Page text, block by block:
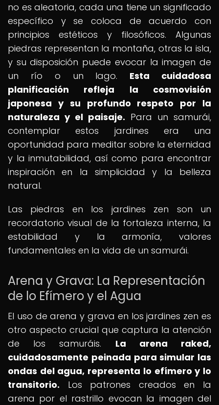
no es aleatoria, cada una tiene un significado
específico y se coloca de acuerdo con
principios estéticos y filosóficos. Algunas
piedras representan la montaña, otras la isla,
y su disposición puede evocar la imagen de
un río o un lago. Esta cuidadosa
planificación refleja la cosmovisión
japonesa y su profundo respeto por la
naturaleza y el paisaje. Para un samurái,
contemplar estos jardines era una
oportunidad para meditar sobre la eternidad
y la inmutabilidad, así como para encontrar
inspiración en la simplicidad y la belleza
natural.
Las piedras en los jardines zen son un
recordatorio visual de la fortaleza interna, la
estabilidad y la armonía, valores
fundamentales en la vida de un samurái.
Arena y Grava: La Representación
de lo Efímero y el Agua
El uso de arena y grava en los jardines zen es
otro aspecto crucial que captura la atención
de los samuráis. La arena raked,
cuidadosamente peinada para simular las
ondas del agua, representa lo efímero y lo
transitorio. Los patrones creados en la
arena por el rastrillo evocan la imagen del